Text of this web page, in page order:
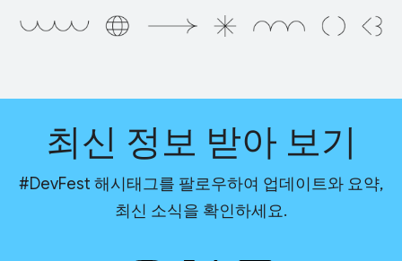
최신 정보 받아 보기
#DevFest 해시태그를 팔로우하여 업데이트와 요약,
최신 소식을 확인하세요.